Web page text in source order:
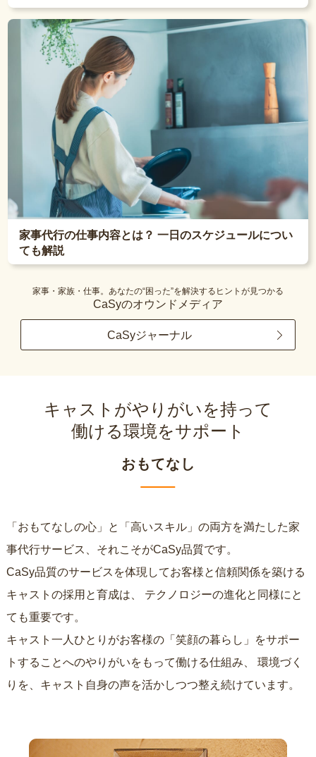
家事代行の仕事内容とは？ 一日のスケジュールについ
ても解説
家事・家族・仕事。あなたの“困った”を解決するヒントが見つかる
CaSyのオウンドメディア
CaSyジャーナル
キャストがやりがいを持って
働ける環境をサポート
おもてなし
「おもてなしの心」と「高いスキル」の両方を満たした家
事代行サービス、それこそがCaSy品質です。
CaSy品質のサービスを体現してお客様と信頼関係を築ける
キャストの採用と育成は、
ても重要です。
キャスト一人ひとりがお客様の「笑顔の暮らし」をサポー
トすることへのやりがいをもって働ける仕組み、
りを、キャスト自身の声を活かしつつ整え続けています。